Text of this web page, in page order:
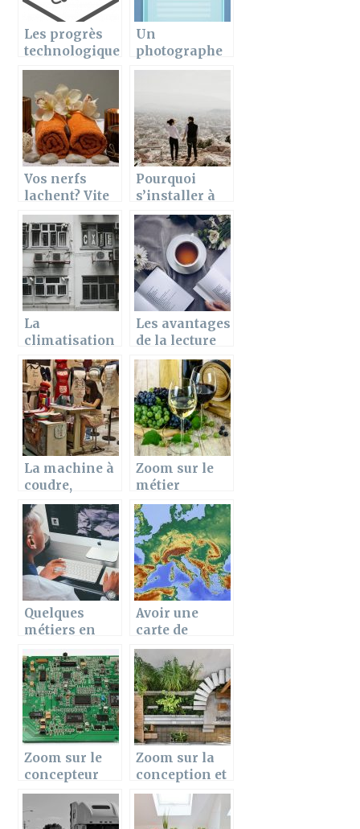
Les progrès
technologique
qui ont
contribué a
changer la vie
Un
photographe
LinkedIn, une
Vos nerfs
lachent? Vite
un massage
s’impose
Pourquoi
s’installer à
Ancenis ?
Quelques
points
positifs
d’Ancenis
La
climatisation
contre la
chaleur : La
gestion de
votre clim
Les avantages
de la lecture
pour celui qui
la pratique
La machine à
coudre,
essentielle à
la maison
Zoom sur le
métier
d’œnologue ?
Quelques
métiers en
informatique
Avoir une
carte de
france
pendant ces
voyages en
France
Zoom sur le
concepteur
carte de
circuit
imprime
Zoom sur la
conception et
l’amenageme
nt d’une
terrasse